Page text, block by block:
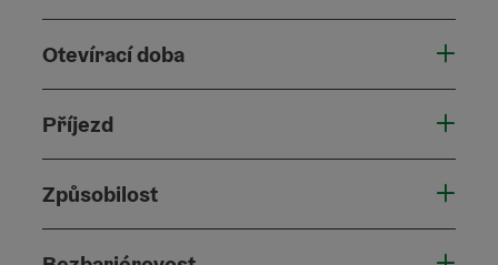
Otevírací doba
Příjezd
Způsobilost